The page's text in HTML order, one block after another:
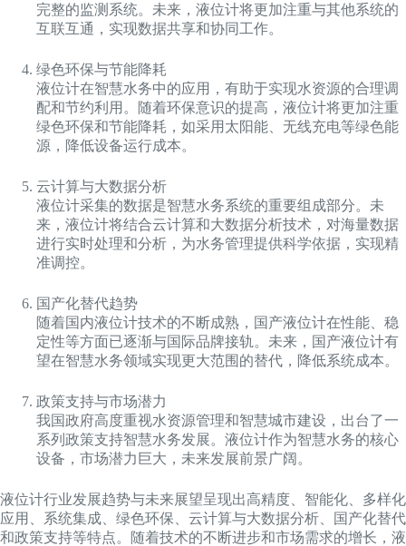
完整的监测系统。未来，液位计将更加注重与其他系统的
互联互通，实现数据共享和协同工作。
绿色环保与节能降耗
液位计在智慧水务中的应用，有助于实现水资源的合理调
配和节约利用。随着环保意识的提高，液位计将更加注重
绿色环保和节能降耗，如采用太阳能、无线充电等绿色能
源，降低设备运行成本。
云计算与大数据分析
液位计采集的数据是智慧水务系统的重要组成部分。未
来，液位计将结合云计算和大数据分析技术，对海量数据
进行实时处理和分析，为水务管理提供科学依据，实现精
准调控。
国产化替代趋势
随着国内液位计技术的不断成熟，国产液位计在性能、稳
定性等方面已逐渐与国际品牌接轨。未来，国产液位计有
望在智慧水务领域实现更大范围的替代，降低系统成本。
政策支持与市场潜力
我国政府高度重视水资源管理和智慧城市建设，出台了一
系列政策支持智慧水务发展。液位计作为智慧水务的核心
设备，市场潜力巨大，未来发展前景广阔。
液位计行业发展趋势与未来展望呈现出高精度、智能化、多样化
应用、系统集成、绿色环保、云计算与大数据分析、国产化替代
和政策支持等特点。随着技术的不断进步和市场需求的增长，液